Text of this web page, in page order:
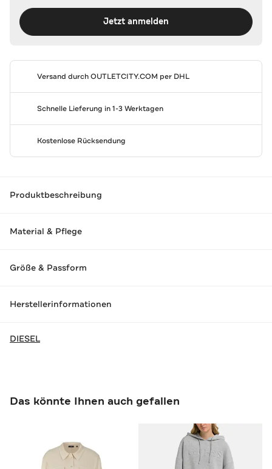
Jetzt anmelden
Versand durchOUTLETCITY.COM per DHL
Schnelle Lieferung in 1-3 Werktagen
Kostenlose Rücksendung
Produktbeschreibung
Material & Pflege
Größe & Passform
Herstellerinformationen
DIESEL
Das könnte Ihnen auch gefallen